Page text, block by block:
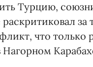
Турцию,
что только